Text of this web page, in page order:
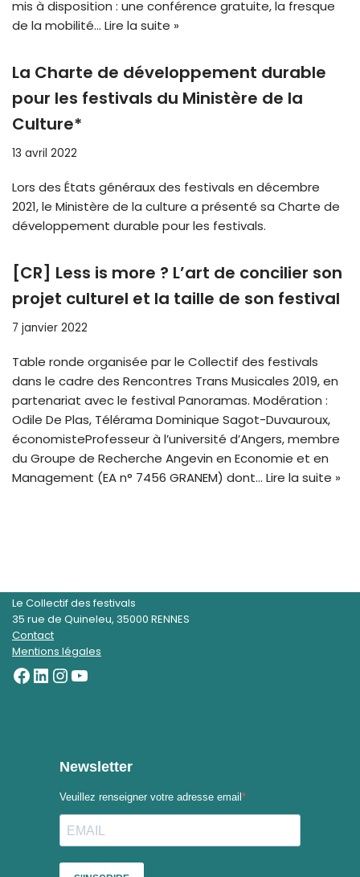
mis à disposition : une conférence gratuite, la fresque
de la mobilité… Lire la suite »
La Charte de développement durable
pour les festivals du Ministère de la
Culture*
13 avril 2022
Lors des États généraux des festivals en décembre
2021, le Ministère de la culture a présenté sa Charte de
développement durable pour les festivals.
[CR] Less is more ? L’art de concilier son
projet culturel et la taille de son festival
7 janvier 2022
Table ronde organisée par le Collectif des festivals
dans le cadre des Rencontres Trans Musicales 2019, en
partenariat avec le festival Panoramas. Modération :
Odile De Plas, Télérama Dominique Sagot-Duvauroux,
économisteProfesseur à l’université d’Angers, membre
du Groupe de Recherche Angevin en Economie et en
Management (EA n° 7456 GRANEM) dont… Lire la suite »
Le Collectif des festivals
35 rue de Quineleu, 35000 RENNES
Contact
Mentions légales